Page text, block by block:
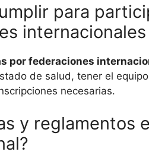
para
por federaciones
de salud, tener el
necesarias.
y reglamentos